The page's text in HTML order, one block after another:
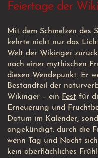
Feiertage der
Mit dem Schmelzen des
kehrte nicht nur das
Welt der Wikinger
nach einer mythischen
diesen Wendepunkt. Er
Bestandteil der
Wikinger – ein Fest für
Erneuerung und
Datum im Kalender,
angekündigt: durch die
wenn Tag und Nacht
kein oberflächliches